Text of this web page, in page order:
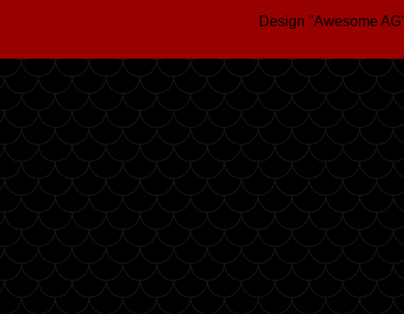
Design "Awesome